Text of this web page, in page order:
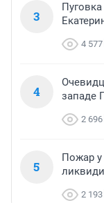
3
4 577
4
западе
2 696
5
Пожар
2 193